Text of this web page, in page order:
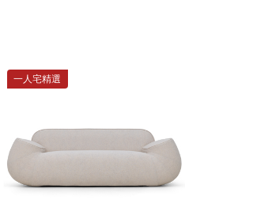
一人宅精選